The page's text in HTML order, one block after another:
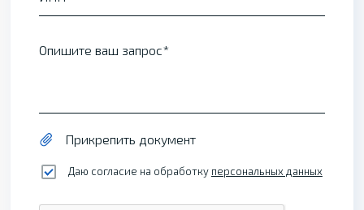
Опишите ваш запрос
Прикрепить документ
Даю согласие на обработку персональных данных